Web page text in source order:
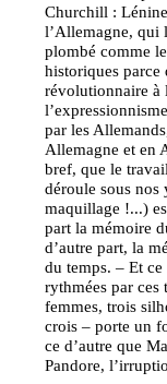
Churchill :
l’Allemagne, qui
plombé comme
historiques parce
révolutionnaire à
par les
Allemagne et en
bref, que le
déroule sous nos
maquillage !...)
part la mémoire
d’autre part, la
du temps. – Et ce
rythmées par ces
femmes, trois
crois – porte un
ce d’autre que
Pandore,